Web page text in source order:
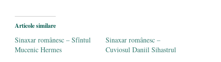
Articole similare
Sinaxar românesc – Sfîntul
Mucenic Hermes
Sinaxar românesc –
Cuviosul Daniil Sihastrul